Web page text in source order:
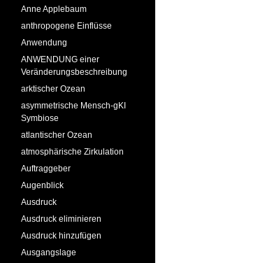
Anne Applebaum
anthropogene Einflüsse
Anwendung
ANWENDUNG einer
Veränderungsbeschreibung
arktischer Ozean
asymmetrische Mensch-gKI
Symbiose
atlantischer Ozean
atmosphärische Zirkulation
Auftraggeber
Augenblick
Ausdruck
Ausdruck eliminieren
Ausdruck hinzufügen
Ausgangslage